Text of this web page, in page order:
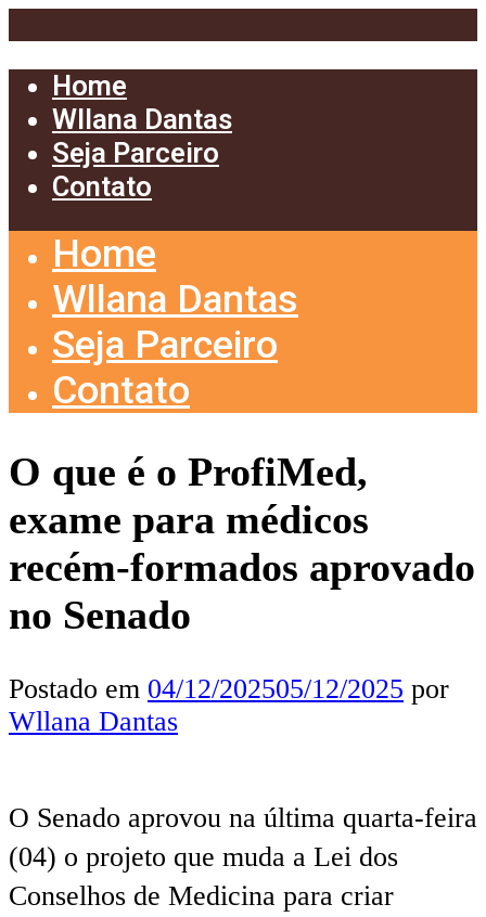
Home
Wllana Dantas
Seja Parceiro
Contato
Home
Wllana Dantas
Seja Parceiro
Contato
O que é o ProfiMed,
exame para médicos
recém-formados aprovado
no Senado
Postado em 04/12/202505/12/2025 por
Wllana Dantas
O Senado aprovou na última quarta-feira
(04) o projeto que muda a Lei dos
Conselhos de Medicina para criar